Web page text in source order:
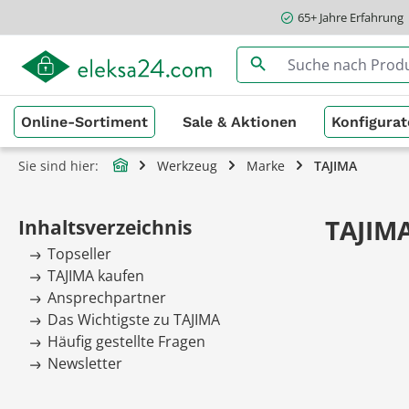
Zur Hauptnavigation springen65+ Jahre Erfahrung
Online-Sortiment Sale & Aktionen
Sie sind hier: Werkzeug Marke TAJIMA
Inhaltsverzeichnis
Topseller
TAJIMA kaufen
Ansprechpartner
Das Wichtigste zu TAJIMA
Häufig gestellte Fragen
Newsletter